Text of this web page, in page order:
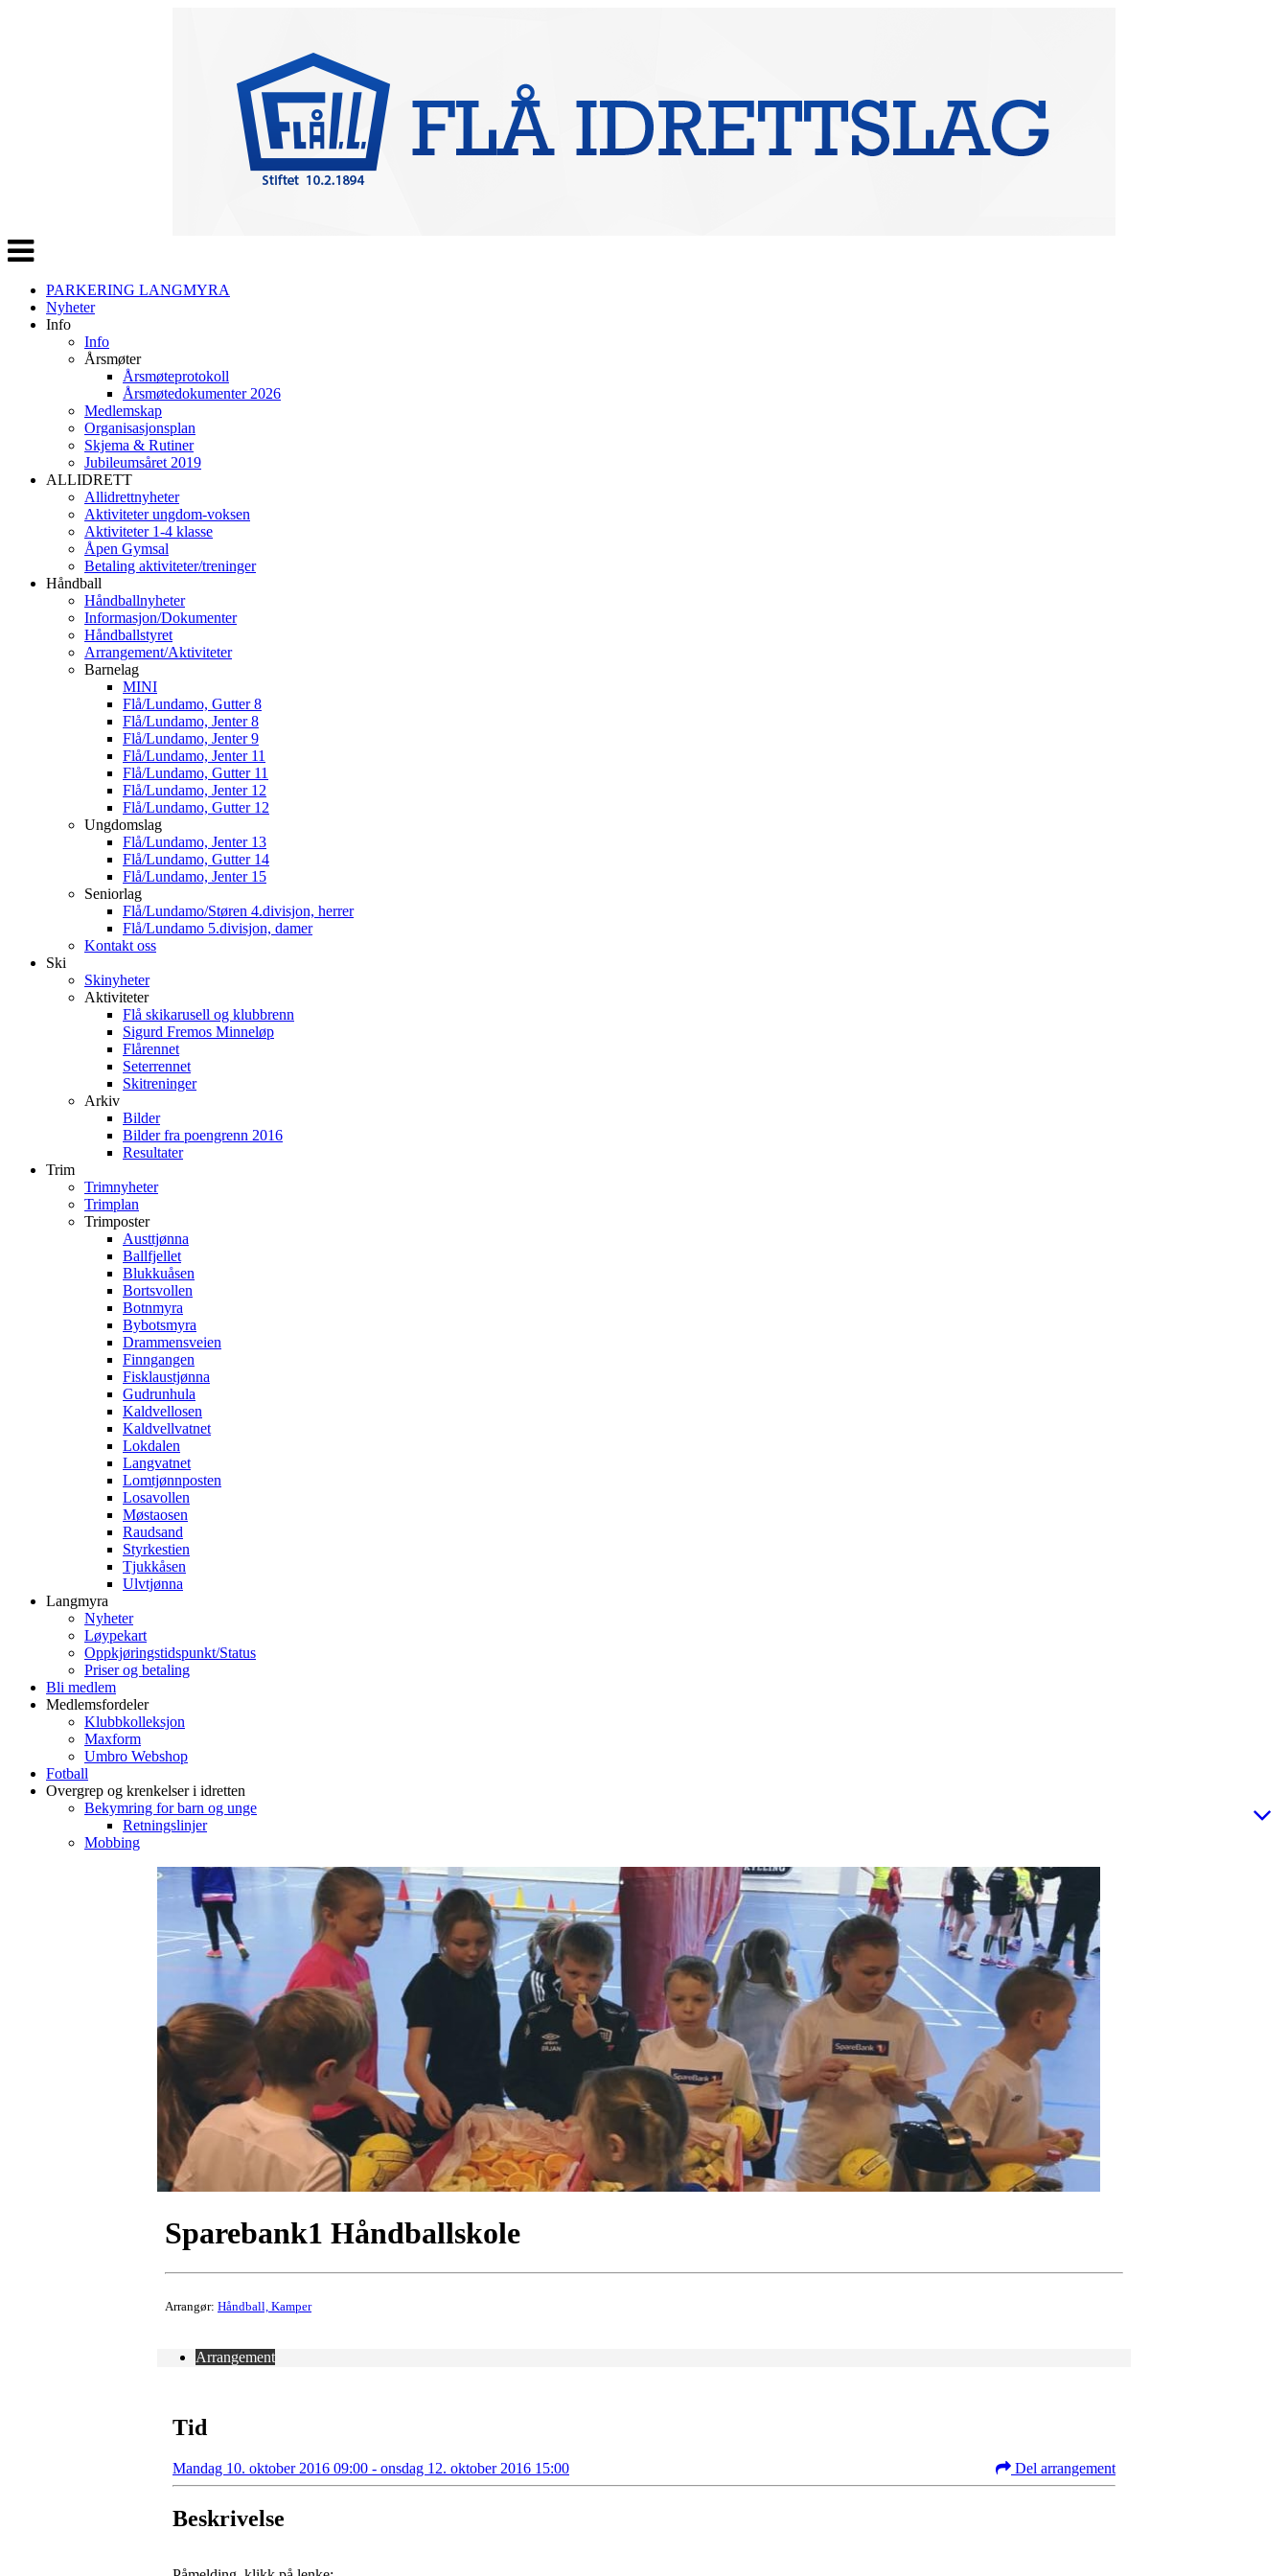
Veksle
navigasjon
PARKERING LANGMYRA
Nyheter
Info
Info
Årsmøter
Årsmøteprotokoll
Årsmøtedokumenter 2026
Medlemskap
Organisasjonsplan
Skjema & Rutiner
Jubileumsåret 2019
ALLIDRETT
Allidrettnyheter
Aktiviteter ungdom-voksen
Aktiviteter 1-4 klasse
Åpen Gymsal
Betaling aktiviteter/treninger
Håndball
Håndballnyheter
Informasjon/Dokumenter
Håndballstyret
Arrangement/Aktiviteter
Barnelag
MINI
Flå/Lundamo, Gutter 8
Flå/Lundamo, Jenter 8
Flå/Lundamo, Jenter 9
Flå/Lundamo, Jenter 11
Flå/Lundamo, Gutter 11
Flå/Lundamo, Jenter 12
Flå/Lundamo, Gutter 12
Ungdomslag
Flå/Lundamo, Jenter 13
Flå/Lundamo, Gutter 14
Flå/Lundamo, Jenter 15
Seniorlag
Flå/Lundamo/Støren 4.divisjon, herrer
Flå/Lundamo 5.divisjon, damer
Kontakt oss
Ski
Skinyheter
Aktiviteter
Flå skikarusell og klubbrenn
Sigurd Fremos Minneløp
Flårennet
Seterrennet
Skitreninger
Arkiv
Bilder
Bilder fra poengrenn 2016
Resultater
Trim
Trimnyheter
Trimplan
Trimposter
Austtjønna
Ballfjellet
Blukkuåsen
Bortsvollen
Botnmyra
Bybotsmyra
Drammensveien
Finngangen
Fisklaustjønna
Gudrunhula
Kaldvellosen
Kaldvellvatnet
Lokdalen
Langvatnet
Lomtjønnposten
Losavollen
Møstaosen
Raudsand
Styrkestien
Tjukkåsen
Ulvtjønna
Langmyra
Nyheter
Løypekart
Oppkjøringstidspunkt/Status
Priser og betaling
Bli medlem
Medlemsfordeler
Klubbkolleksjon
Maxform
Umbro Webshop
Fotball
Overgrep og krenkelser i idretten
Bekymring for barn og unge
Retningslinjer
Mobbing
Sparebank1 Håndballskole
Arrangør: Håndball, Kamper
Arrangement
Tid
Mandag 10. oktober 2016 09:00 - onsdag 12. oktober 2016 15:00 Del arrangement
Beskrivelse